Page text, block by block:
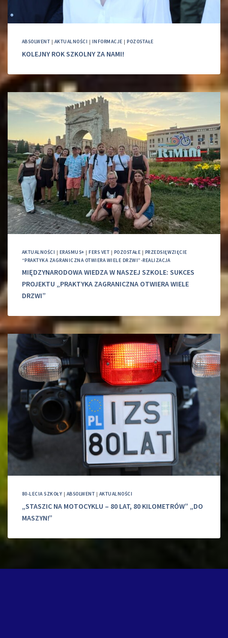
ABSOLWENT | AKTUALNOŚCI | INFORMACJE |POZOSTAŁE
KOLEJNY ROK SZKOLNY ZA NAMI!
AKTUALNOŚCI | ERASMUS+ |FERS VET | POZOSTAŁE | PRZEDSIĘWZIĘCIE
“PRAKTYKA ZAGRANICZNA OTWIERA WIELE DRZWI”-REALIZACJA
MIĘDZYNARODOWA WIEDZA W NASZEJ SZKOLE: SUKCES
PROJEKTU „PRAKTYKA ZAGRANICZNA OTWIERA WIELE
DRZWI”
80-LECIA SZKOŁY | ABSOLWENT | AKTUALNOŚCI
„STASZIC NA MOTOCYKLU – 80 LAT, 80 KILOMETRÓW” „DO
MASZYN!”